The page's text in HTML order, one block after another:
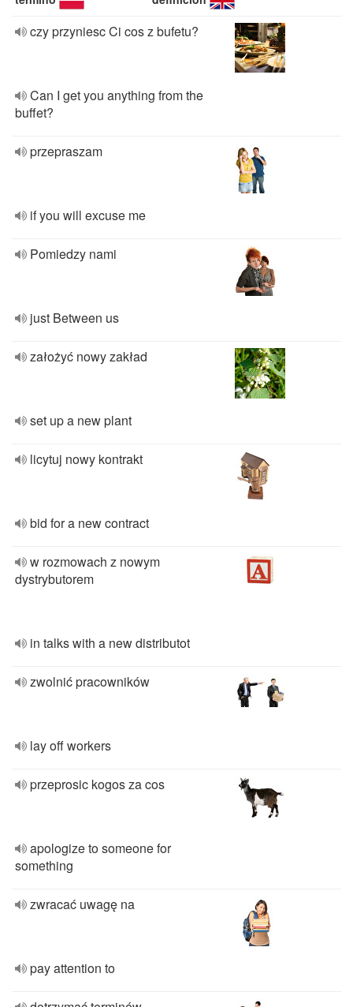
czy przyniesc Ci cos z bufetu?
Can I get you anything from the
buffet?
przepraszam
if you will excuse me
Pomiedzy nami
just Between us
założyć nowy zakład
set up a new plant
licytuj nowy kontrakt
bid for a new contract
w rozmowach z nowym
dystrybutorem
in talks with a new distributot
zwolnić pracowników
lay off workers
przeprosic kogos za cos
apologize to someone for
something
zwracać uwagę na
pay attention to